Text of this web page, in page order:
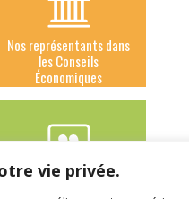
vie privée.
Nos représentants dans
les Conseils
Économiques
Notre actu à la sécurité